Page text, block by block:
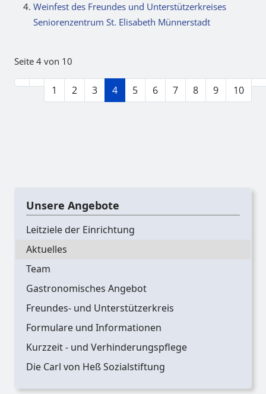
Weinfest des Freundes und Unterstützerkreises
Seniorenzentrum St. Elisabeth Münnerstadt
Seite 4 von 10
1 2 3 4 5 6 7 8 9 10
Unsere Angebote
Leitziele der Einrichtung
Aktuelles
Team
Gastronomisches Angebot
Freundes- und Unterstützerkreis
Formulare und Informationen
Kurzzeit - und Verhinderungspflege
Die Carl von Heß Sozialstiftung